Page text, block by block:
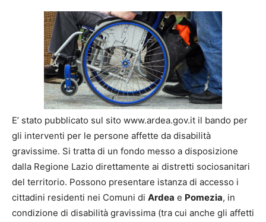
E’ stato pubblicato sul sito www.ardea.gov.it il bando per
gli interventi per le persone affette da disabilità
gravissime. Si tratta di un fondo messo a disposizione
dalla Regione Lazio direttamente ai distretti sociosanitari
del territorio. Possono presentare istanza di accesso i
cittadini residenti nei Comuni di Ardea e Pomezia, in
condizione di disabilità gravissima (tra cui anche gli affetti